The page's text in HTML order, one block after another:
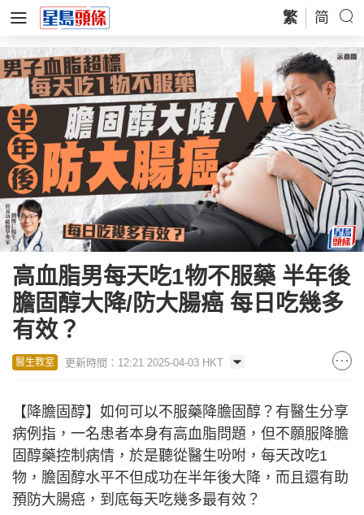
繁 简
高血脂男每天吃1物不服藥 半年後
膽固醇大降/防大腸癌 每日吃幾多
有效？
醫生教室 更新時間：12:21 2025-04-03 HKT
【降膽固醇】如何可以不服藥降膽固醇？有醫生分享
病例指，一名患者本身有高血脂問題，但不願服降膽
固醇藥控制病情，於是聽從醫生吩咐，每天改吃1
物，膽固醇水平不但成功在半年後大降，而且還有助
預防大腸癌，到底每天吃幾多最有效？